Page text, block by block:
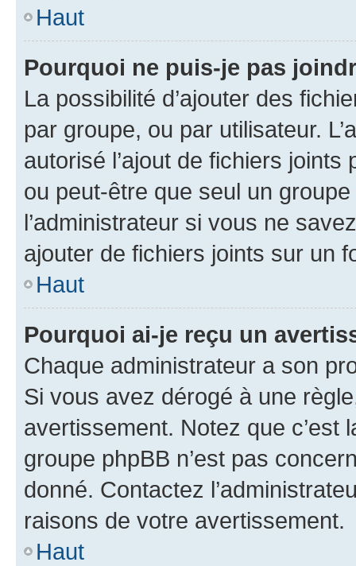
Haut
Pourquoi ne puis-je pas
La possibilité d’ajouter des
par groupe, ou par utilisateur.
autorisé l’ajout de fichiers
ou peut-être que seul un
l’administrateur si vous ne
ajouter de fichiers joints sur un
Haut
Pourquoi ai-je reçu un
Chaque administrateur a son
Si vous avez dérogé à une
avertissement. Notez que c’est
groupe phpBB n’est pas
donné. Contactez
raisons de votre avertissement.
Haut